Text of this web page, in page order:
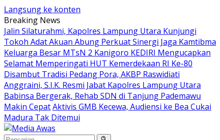
Langsung ke konten
Breaking News
Jalin Silaturahmi, Kapolres Lampung Utara Kunjungi
Tokoh Adat Akuan Abung Perkuat Sinergi Jaga Kamtibma
Keluarga Besar MTsN 2 Kanigoro KEDIRI Mengucapkan
Selamat Memperingati HUT Kemerdekaan RI Ke-80
Disambut Tradisi Pedang Pora, AKBP Raswidiati
Anggraini, S.I.K. Resmi Jabat Kapolres Lampung Utara
Babinsa Bergerak, Rehab SDN di Tanjung Pademawu
Makin CepatAktivis GMB Kecewa, Audiensi ke Bea Cukai
Madura Tak Ditemui